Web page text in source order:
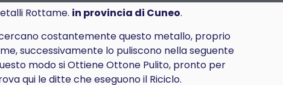
Rottame. in provincia di Cuneo.
costantemente questo metallo, proprio
successivamente lo puliscono nella seguente
modo si Ottiene Ottone Pulito, pronto per
qui le ditte che eseguono il Riciclo.